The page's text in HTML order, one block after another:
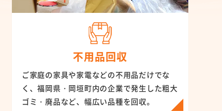
不用品回収
ご家庭の家具や家電などの不用品だけでな
く、福岡県・岡垣町内の企業で発生した粗大
ゴミ・廃品など、幅広い品種を回収。